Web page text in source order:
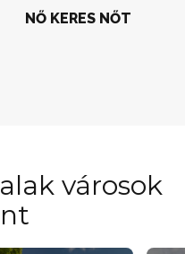
NŐ KERES NŐT
városok